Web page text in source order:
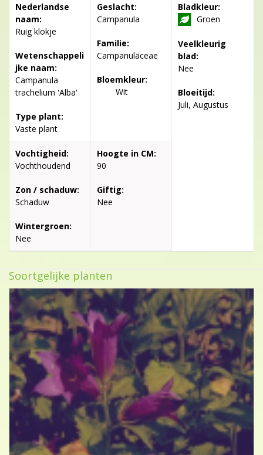
Nederlandse
naam:
Ruig klokje
Wetenschappeli
jke naam:
Campanula
trachelium 'Alba'
Type plant:
Vaste plant
Geslacht:
Campanula
Familie:
Campanulaceae
Bloemkleur:
Wit
Bladkleur:
Groen
Veelkleurig
blad:
Nee
Bloeitijd:
Juli, Augustus
Vochtigheid:
Vochthoudend
Zon / schaduw:
Schaduw
Wintergroen:
Nee
Hoogte in CM:
90
Giftig:
Nee
Soortgelijke planten